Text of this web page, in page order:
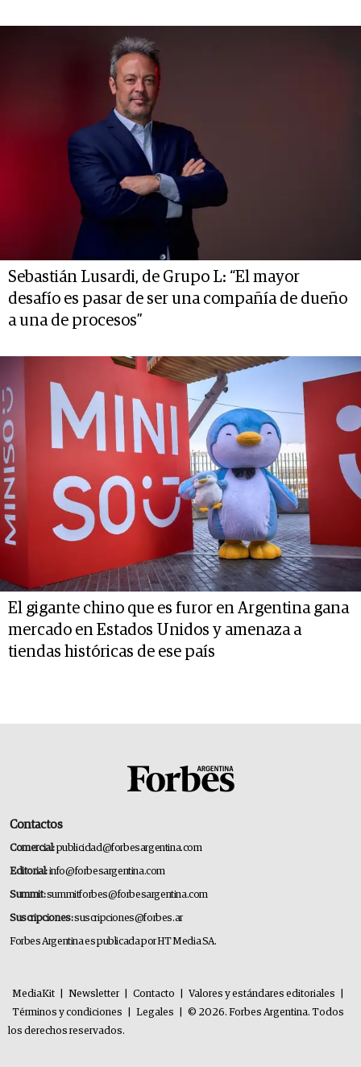
Sebastián Lusardi, de Grupo L: “El mayor
desafío es pasar de ser una compañía de dueño
a una de procesos”
El gigante chino que es furor en Argentina gana
mercado en Estados Unidos y amenaza a
tiendas históricas de ese país
Contactos
Comercial:publicidad@forbesargentina.com
Editorial:info@forbesargentina.com
Summit:summitforbes@forbesargentina.com
Suscripciones:suscripciones@forbes.ar
Forbes Argentina es publicada por HT Media SA.
MediaKit Newsletter Contacto Valores y estándares editoriales
Términos y condiciones
Legales
© 2026. Forbes Argentina. Todos
los derechos reservados.